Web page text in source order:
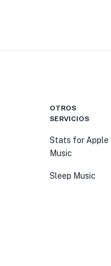
OTROS
SERVICIOS
Stats for Apple
Music
Sleep Music